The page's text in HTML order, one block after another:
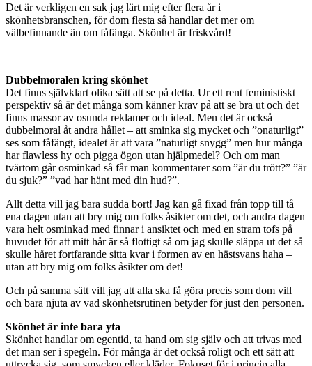
Det är verkligen en sak jag lärt mig efter flera år i
skönhetsbranschen, för dom flesta så handlar det mer om
välbefinnande än om fåfänga. Skönhet är friskvård!
Dubbelmoralen kring skönhet
Det finns självklart olika sätt att se på detta. Ur ett rent feministiskt
perspektiv så är det många som känner krav på att se bra ut och det
finns massor av osunda reklamer och ideal. Men det är också
dubbelmoral åt andra hållet – att sminka sig mycket och ”onaturligt”
ses som fåfängt, idealet är att vara ”naturligt snygg” men hur många
har flawless hy och pigga ögon utan hjälpmedel? Och om man
tvärtom går osminkad så får man kommentarer som ”är du trött?” ”är
du sjuk?” ”vad har hänt med din hud?”.
Allt detta vill jag bara sudda bort! Jag kan gå fixad från topp till tå
ena dagen utan att bry mig om folks åsikter om det, och andra dagen
vara helt osminkad med finnar i ansiktet och med en stram tofs på
huvudet för att mitt hår är så flottigt så om jag skulle släppa ut det så
skulle håret fortfarande sitta kvar i formen av en hästsvans haha –
utan att bry mig om folks åsikter om det!
Och på samma sätt vill jag att alla ska få göra precis som dom vill
och bara njuta av vad skönhetsrutinen betyder för just den personen.
Skönhet är inte bara yta
Skönhet handlar om egentid, ta hand om sig själv och att trivas med
det man ser i spegeln. För många är det också roligt och ett sätt att